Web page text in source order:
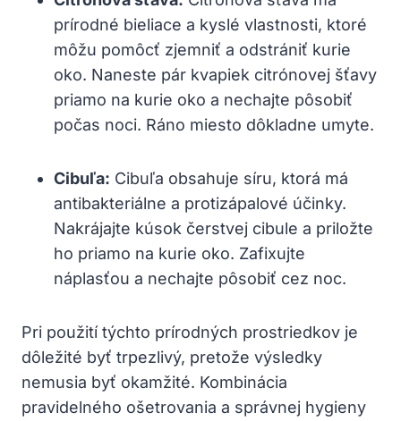
prírodné bieliace a kyslé vlastnosti, ktoré
môžu pomôcť zjemniť a odstrániť kurie
oko. Naneste pár kvapiek citrónovej šťavy
priamo na kurie oko a nechajte pôsobiť
počas noci. Ráno miesto dôkladne umyte.
Cibuľa: Cibuľa obsahuje síru, ktorá má
antibakteriálne a protizápalové účinky.
Nakrájajte kúsok čerstvej cibule a priložte
ho priamo na kurie oko. Zafixujte
náplasťou a nechajte pôsobiť cez noc.
Pri použití týchto prírodných prostriedkov je
dôležité byť trpezlivý, pretože výsledky
nemusia byť okamžité. Kombinácia
pravidelného ošetrovania a správnej hygieny